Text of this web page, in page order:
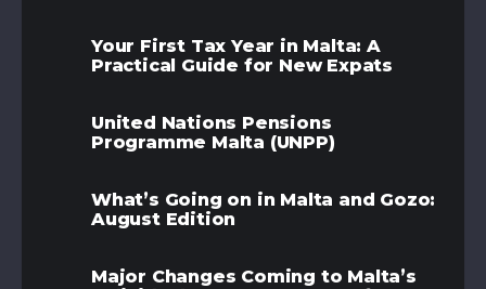
Your First Tax Year in Malta: A
Practical Guide for New Expats
United Nations Pensions
Programme Malta (UNPP)
What’s Going on in Malta and Gozo:
August Edition
Major Changes Coming to Malta’s